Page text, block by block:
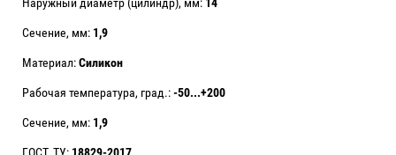
Сечение, мм: 1,9
Материал:Силикон
Рабочая температура, град.:-50...+200
Сечение, мм: 1,9